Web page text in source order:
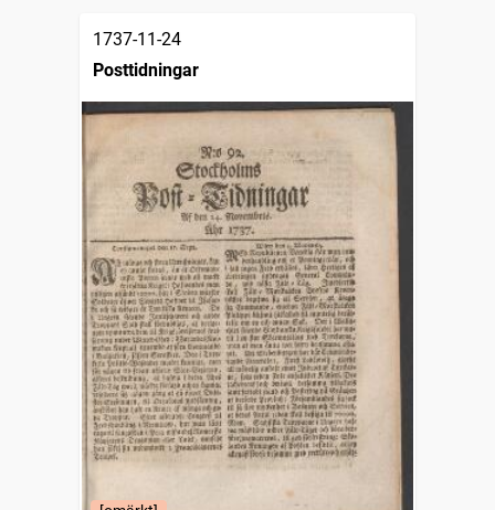
1737-11-24
Posttidningar